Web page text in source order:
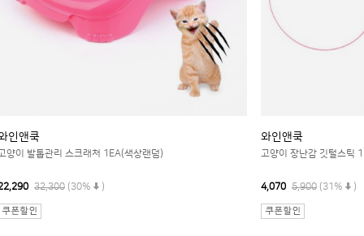
인앤쿡
양이 발톱관리 스크래처 1EA(색상랜덤)
32,300 (30% )
와인앤쿡
고양이 장난감 깃털스틱
4,070 5,900 (31% )